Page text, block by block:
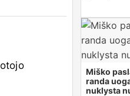
Miško
randa
nuklysta